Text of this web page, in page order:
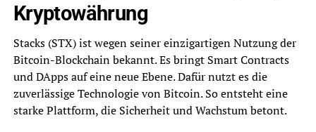
Kryptowährung
Stacks (STX) ist wegen seiner einzigartigen Nutzung der
Bitcoin-Blockchain bekannt. Es bringt Smart Contracts
und DApps auf eine neue Ebene. Dafür nutzt es die
zuverlässige Technologie von Bitcoin. So entsteht eine
starke Plattform, die Sicherheit und Wachstum betont.